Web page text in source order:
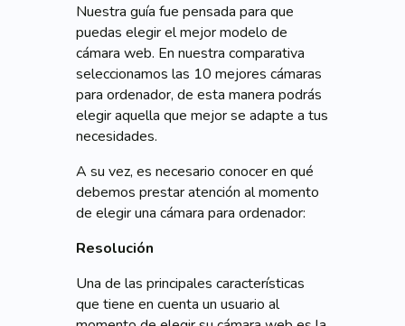
Nuestra guía fue pensada para que
puedas elegir el mejor modelo de
cámara web. En nuestra comparativa
seleccionamos las 10 mejores cámaras
para ordenador, de esta manera podrás
elegir aquella que mejor se adapte a tus
necesidades.
A su vez, es necesario conocer en qué
debemos prestar atención al momento
de elegir una cámara para ordenador:
Resolución
Una de las principales características
que tiene en cuenta un usuario al